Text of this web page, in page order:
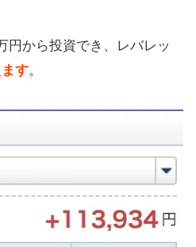
円から投資でき、レバレッ
す。